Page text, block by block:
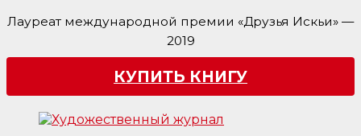
Лауреат международной премии «Друзья Искьи» —
2019
КУПИТЬ КНИГУ